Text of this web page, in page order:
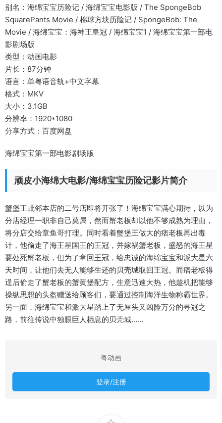
别名：海绵宝宝历险记 / 海绵宝宝电影版 / The SpongeBob
SquarePants Movie / 棉球方块历险记 / SpongeBob: The
Movie / 海绵宝宝：海神王皇冠 / 海绵宝宝1 / 海绵宝宝第一部电
影剧场版
类型：动画电影
片长：87分钟
语言：单粤语音轨+中文字幕
格式：MKV
大小：3.1GB
分辨率：1920*1080
分享方式：百度网盘
海绵宝宝第一部电影剧场版
顽皮小海绵大电影/海绵宝宝历险记影片简介
蟹堡王毗邻本店的二号店即将开张了！海绵宝宝满心期待，以为
分店经理一职非自己莫属，然而蟹老板却以他不够成熟为理由，
将分店交给章鱼哥打理。同时看着蟹堡王做大的痞老板再出毒
计，他偷走了海王星国王的王冠，并嫁祸蟹老板，盛怒的海王星
要处死蟹老板，但为了拿回王冠，给忠诚的海绵宝宝和派大星六
天时间，让他们去无人能够生还的贝壳城取回王冠。而痞老板得
逞后偷走了蟹老板的蟹黄堡配方，生意迅速大热，他趁机把能够
操纵思想的头盔赠送给顾客们，要通过控制海洋生物称霸世界。
另一面，海绵宝宝和派大星踏上了无厘头又凶险万分的寻冠之
路，前往传说中独眼巨人栖息的贝壳城……
粤动画
登录/注册